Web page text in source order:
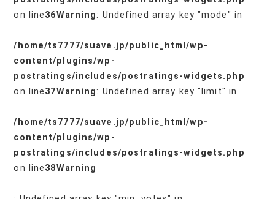
on line36Warning: Undefined array key "mode" in
/home/ts7777/suave.jp/public_html/wp-
content/plugins/wp-
postratings/includes/postratings-widgets.php
on line37Warning: Undefined array key "limit" in
/home/ts7777/suave.jp/public_html/wp-
content/plugins/wp-
postratings/includes/postratings-widgets.php
on line38Warning